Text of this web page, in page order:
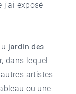
j'ai exposé
jardin des
dans lequel
artistes
ou une